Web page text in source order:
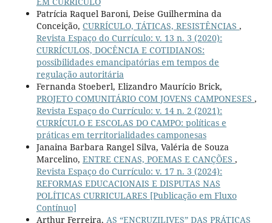
Patrícia Raquel Baroni, Deise Guilhermina da
Conceição, CURRÍCULO, TÁTICAS, RESISTÊNCIAS ,
Revista Espaço do Currículo: v. 13 n. 3 (2020):
CURRÍCULOS, DOCÊNCIA E COTIDIANOS:
possibilidades emancipatórias em tempos de
regulação autoritária
Fernanda Stoeberl, Elizandro Maurício Brick,
PROJETO COMUNITÁRIO COM JOVENS CAMPONESES ,
Revista Espaço do Currículo: v. 14 n. 2 (2021):
CURRÍCULO E ESCOLAS DO CAMPO: políticas e
práticas em territorialidades camponesas
Janaina Barbara Rangel Silva, Valéria de Souza
Marcelino, ENTRE CENAS, POEMAS E CANÇÕES ,
Revista Espaço do Currículo: v. 17 n. 3 (2024):
REFORMAS EDUCACIONAIS E DISPUTAS NAS
POLÍTICAS CURRICULARES [Publicação em Fluxo
Contínuo]
Arthur Ferreira, AS “ENCRUZILIVES” DAS PRÁTICAS